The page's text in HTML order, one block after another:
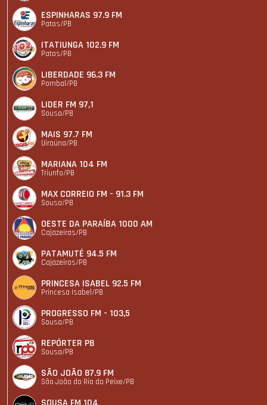
ESPINHARAS 97.9 FM
Patos/PB
ITATIUNGA 102.9 FM
Patos/PB
LIBERDADE 96.3 FM
Pombal/PB
LIDER FM 97,1
Sousa/PB
MAIS 97.7 FM
Uiraúna/PB
MARIANA 104 FM
Triunfo/PB
MAX CORREIO FM - 91.3 FM
Sousa/PB
OESTE DA PARAÍBA 1000 AM
Cajazeiras/PB
PATAMUTÉ 94.5 FM
Cajazeiras/PB
PRINCESA ISABEL 92.5 FM
Princesa Isabel/PB
PROGRESSO FM - 103,5
Sousa/PB
REPÓRTER PB
Sousa/PB
SÃO JOÃO 87.9 FM
São João do Rio do Peixe/PB